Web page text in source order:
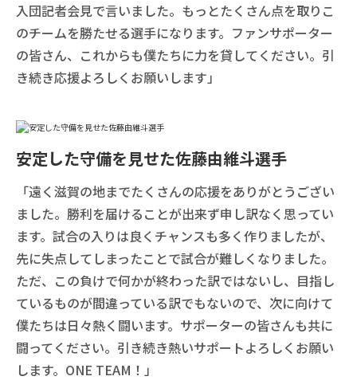
入団記者会見で言いました。もっとたくさん点を取りこ
のチームを勝たせる選手になります。ファンサポーター
の皆さん、これからも僕たちに力を貸してください。引
き続き応援よろしくお願いします」
安定した守備を見せた佐藤由維斗選手
「遠く滋賀の地までたくさんの応援をありがとうござい
ました。勝利を届けることが出来ず申し訳なく思ってい
ます。試合の入りは良くチャンスも多く作りましたが、
先に失点してしまったことで試合が難しくなりました。
ただ、この負けで何かが終わった訳ではないし、目指し
ているものが間違っている訳でもないので、次に向けて
僕たちは日々熱く闘います。サポーターの皆さんも共に
闘ってください。引き続き熱いサポートよろしくお願い
します。ONE TEAM！」